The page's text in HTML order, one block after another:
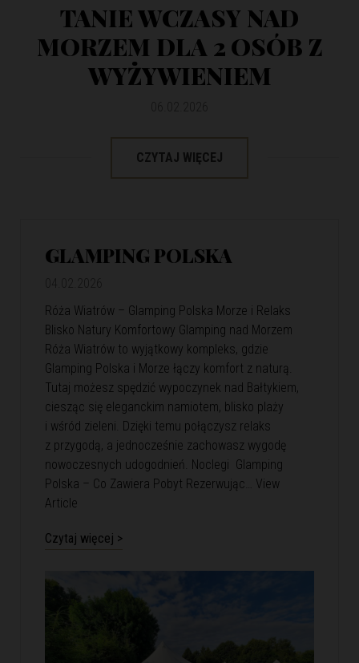
TANIE WCZASY NAD
MORZEM DLA 2 OSÓB Z
WYŻYWIENIEM
CZYTAJ WIĘCEJ
GLAMPING POLSKA
Róża Wiatrów – Glamping Polska Morze i Relaks
Blisko Natury Komfortowy Glamping nad Morzem
Róża Wiatrów to wyjątkowy kompleks, gdzie
Glamping Polska i Morze łączy komfort z naturą.
Tutaj możesz spędzić wypoczynek nad Bałtykiem,
ciesząc się eleganckim namiotem, blisko plaży
i wśród zieleni. Dzięki temu połączysz relaks
z przygodą, a jednocześnie zachowasz wygodę
nowoczesnych udogodnień. Noclegi Glamping
Polska – Co Zawiera Pobyt Rezerwując… View
Article
Czytaj więcej >